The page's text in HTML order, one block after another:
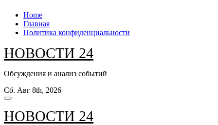
Перейти
содержанию
Home
Главная
Политика конфиденциальности
НОВОСТИ 24
Обсуждения и анализ событий
Сб. Авг 8th, 2026
НОВОСТИ 24